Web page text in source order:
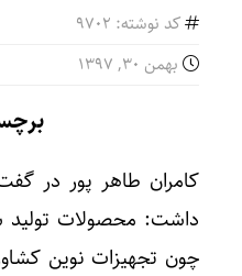
کد نوشته: 9702
بهمن ۳۰, ۱۳۹۷
کامران طاهر پور در
داشت: محصولات تولید
چون تجهیزات نوین